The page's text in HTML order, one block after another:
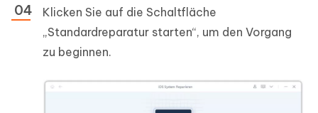
Klicken Sie auf die Schaltfläche
„Standardreparatur starten“, um den Vorgang
zu beginnen.